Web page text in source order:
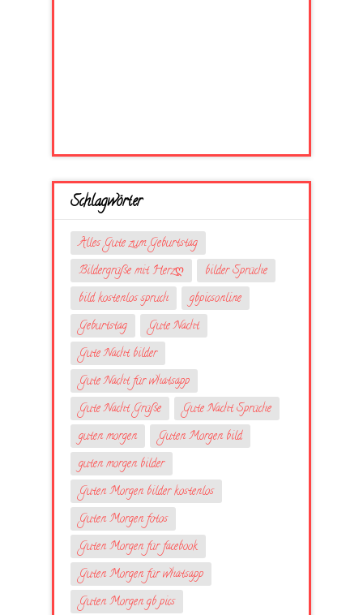
Schlagwörter
Alles Gute zum Geburtstag
Bildergrüße mit Herzღ
bilder Sprüche
bild kostenlos spruch
gbpicsonline
Geburtstag
Gute Nacht
Gute Nacht bilder
Gute Nacht für whatsapp
Gute Nacht Grüße
Gute Nacht Sprüche
guten morgen
Guten Morgen bild
guten morgen bilder
Guten Morgen bilder kostenlos
Guten Morgen fotos
Guten Morgen für facebook
Guten Morgen für whatsapp
Guten Morgen gb pics